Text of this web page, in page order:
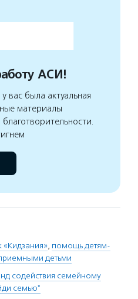
АСИ!
была актуальная
материалы
«Кидзания», помощь детям-
детьми
содействия семейному
семью"